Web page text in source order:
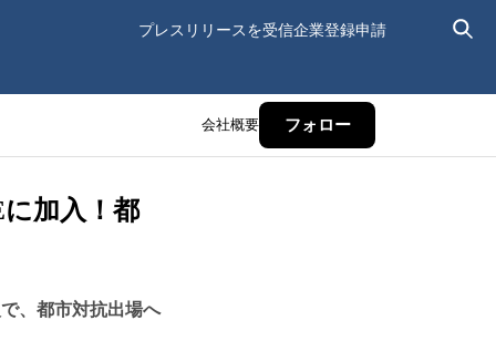
プレスリリースを受信企業登録申請
会社概要 フォロー
加入！都
、都市対抗出場へ